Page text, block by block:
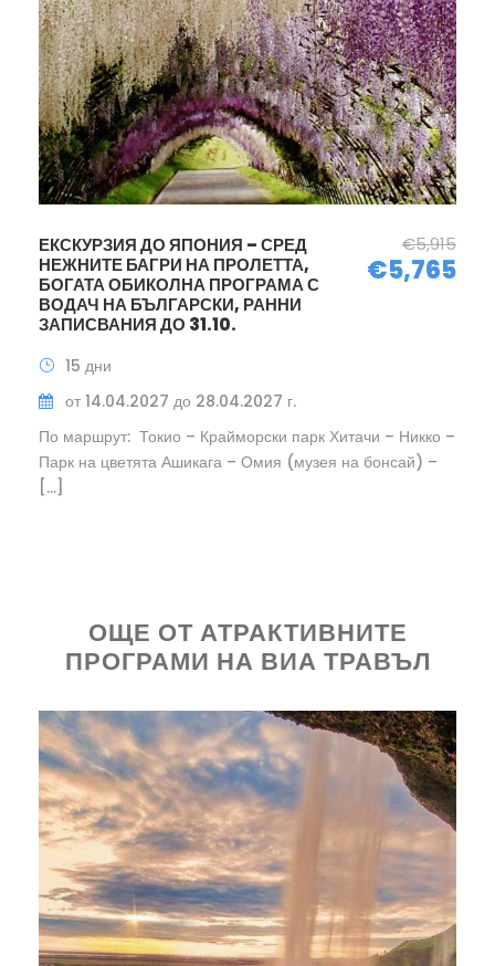
ЕКСКУРЗИЯ ДО ЯПОНИЯ – СРЕД
НЕЖНИТЕ БАГРИ НА ПРОЛЕТТА,
БОГАТА ОБИКОЛНА ПРОГРАМА С
ВОДАЧ НА БЪЛГАРСКИ, РАННИ
ЗАПИСВАНИЯ ДО 31.10.
€5,915
€5,765
15 дни
от 14.04.2027 до 28.04.2027 г.
По маршрут: Токио – Крайморски парк Хитачи – Никко –
Парк на цветята Ашикага – Омия (музея на бонсай) –
[…]
ОЩЕ ОТ АТРАКТИВНИТЕ
ПРОГРАМИ НА ВИА ТРАВЪЛ